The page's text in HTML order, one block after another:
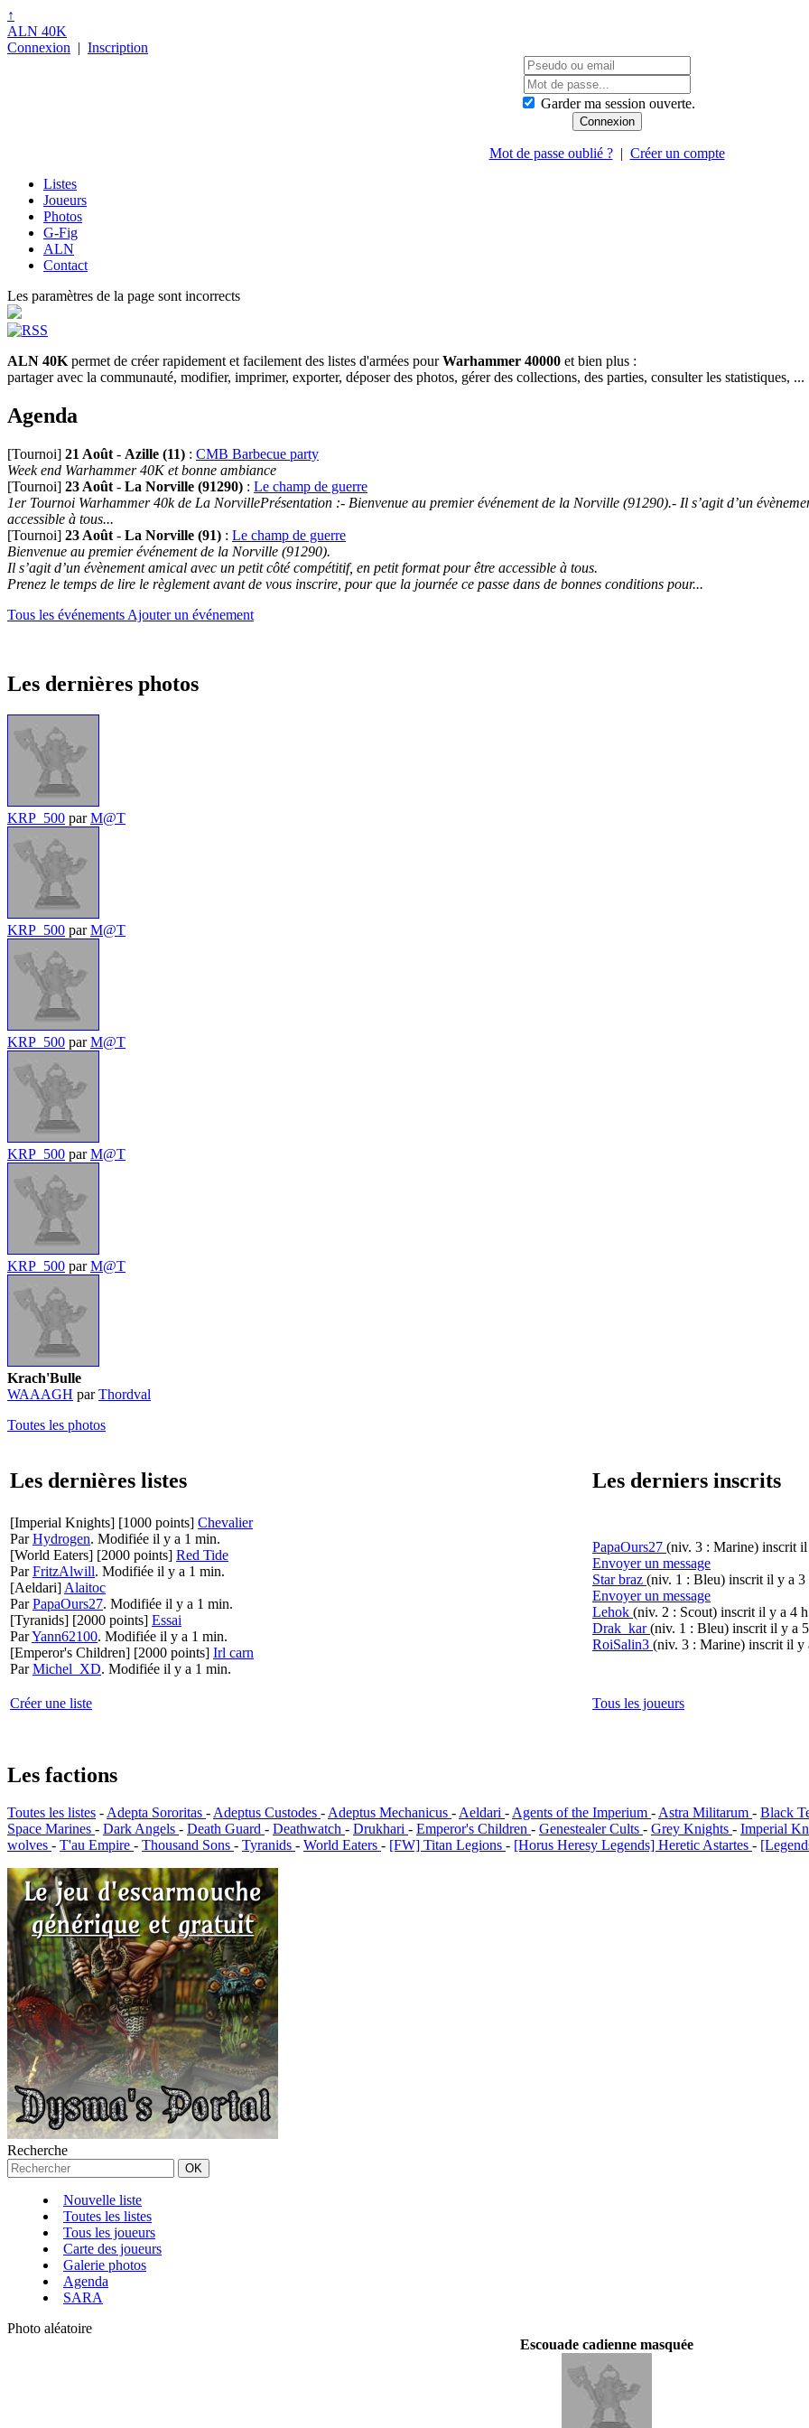
↑
ALN 40K
Connexion | Inscription
Garder ma session ouverte.
Mot de passe oublié ?| Créer un compte
Listes
Joueurs
Photos
G-Fig
ALN
Contact
Les paramètres de la page sont incorrects
ALN 40K permet de créer rapidement et facilement des listes d'armées pourWarhammer 40000 et bien plus :
partager avec la communauté, modifier, imprimer, exporter, déposer des photos, gérer des collections, des parties, consulter les statistiques, ...
Agenda
[Tournoi] 21 Août - Azille (11) : CMB Barbecue party
Week end Warhammer 40K et bonne ambiance
[Tournoi] 23 Août - La Norville (91290) : Le champ de guerre
1er Tournoi Warhammer 40k de La NorvillePrésentation :- Bienvenue au premier événement de la Norville (91290).- Il s’agit d’un
accessible à tous...
[Tournoi] 23 Août - La Norville (91) : Le champ de guerre
Bienvenue au premier événement de la Norville (91290).
Il s’agit d’un évènement amical avec un petit côté compétitif, en petit format pour être accessible à tous.
Prenez le temps de lire le règlement avant de vous inscrire, pour que la journée ce passe dans de bonnes conditions pour...
Tous les événements Ajouter un événement
Les dernières photos
KRP_500 parM@T
KRP_500 parM@T
KRP_500 parM@T
KRP_500 parM@T
KRP_500 parM@T
Krach'Bulle
WAAAGH parThordval
Toutes les photos
Les dernières listes Les derniers inscrits
[Imperial Knights] [1000 points] Chevalier
ParHydrogen. Modifiée il y a 1 min.
[World Eaters] [2000 points] Red Tide
ParFritzAlwill. Modifiée il y a 1 min.
[Aeldari] Alaitoc
ParPapaOurs27. Modifiée il y a 1 min.
[Tyranids] [2000 points] Essai
ParYann62100. Modifiée il y a 1 min.
[Emperor's Children] [2000 points] Irl carn
ParMichel_XD. Modifiée il y a 1 min.
PapaOurs27 (niv. 3 : Marine) inscrit il
Envoyer un message
Star braz (niv. 1 : Bleu) inscrit il y a 3
Envoyer un message
Lehok (niv. 2 : Scout) inscrit il y a 4 h
Drak_kar(niv. 1 : Bleu) inscrit il y a
RoiSalin3 (niv. 3 : Marine) inscrit il y
Créer une liste Tous les joueurs
Les factions
Toutes les listes -Adepta Sororitas -Adeptus Custodes -Adeptus Mechanicus -Aeldari -Agents of the Imperium -Astra Militarum - Black
Space Marines - Dark Angels - Death Guard - Deathwatch - Drukhari - Emperor's Children - Genestealer Cults - Grey Knights - Imperial
wolves - T'au Empire - Thousand Sons - Tyranids - World Eaters - [FW] Titan Legions - [Horus Heresy Legends] Heretic Astartes -
Recherche
Nouvelle liste
Toutes les listes
Tous les joueurs
Carte des joueurs
Galerie photos
Agenda
SARA
Photo aléatoire
Escouade cadienne masquée